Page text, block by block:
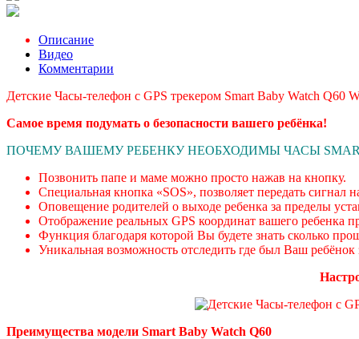
Описание
Видео
Комментарии
Детские Часы-телефон с GPS трекером Smart Baby Watch Q60
Самое время подумать о безопасности вашего ребёнка!
ПОЧЕМУ ВАШЕМУ РЕБЕНКУ НЕОБХОДИМЫ ЧАСЫ SMART
Позвонить папе и маме можно просто нажав на кнопку.
Специальная кнопка «SOS», позволяет передать сигнал
Оповещение родителей о выходе ребенка за пределы
Отображение реальных GPS координат вашего ребенка
Функция благодаря которой Вы будете знать сколько
Уникальная возможность отследить где был Ваш ребёнок
Преимущества модели Smart Baby Watch Q60